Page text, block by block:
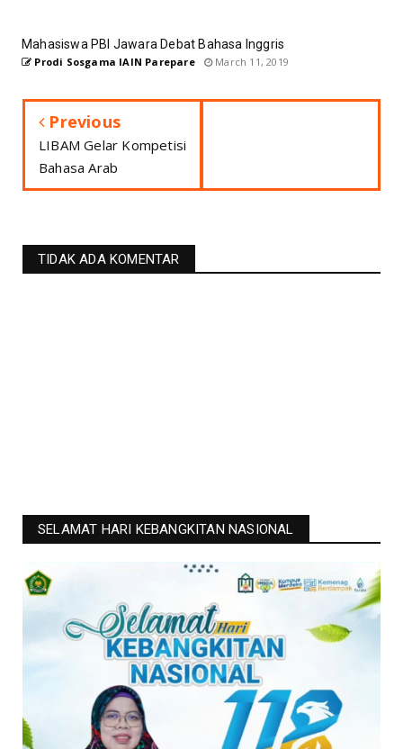
Mahasiswa PBI Jawara Debat Bahasa Inggris
Prodi Sosgama IAIN Parepare March 11, 2019
Previous
LIBAM Gelar Kompetisi
Bahasa Arab
TIDAK ADA KOMENTAR
SELAMAT HARI KEBANGKITAN NASIONAL